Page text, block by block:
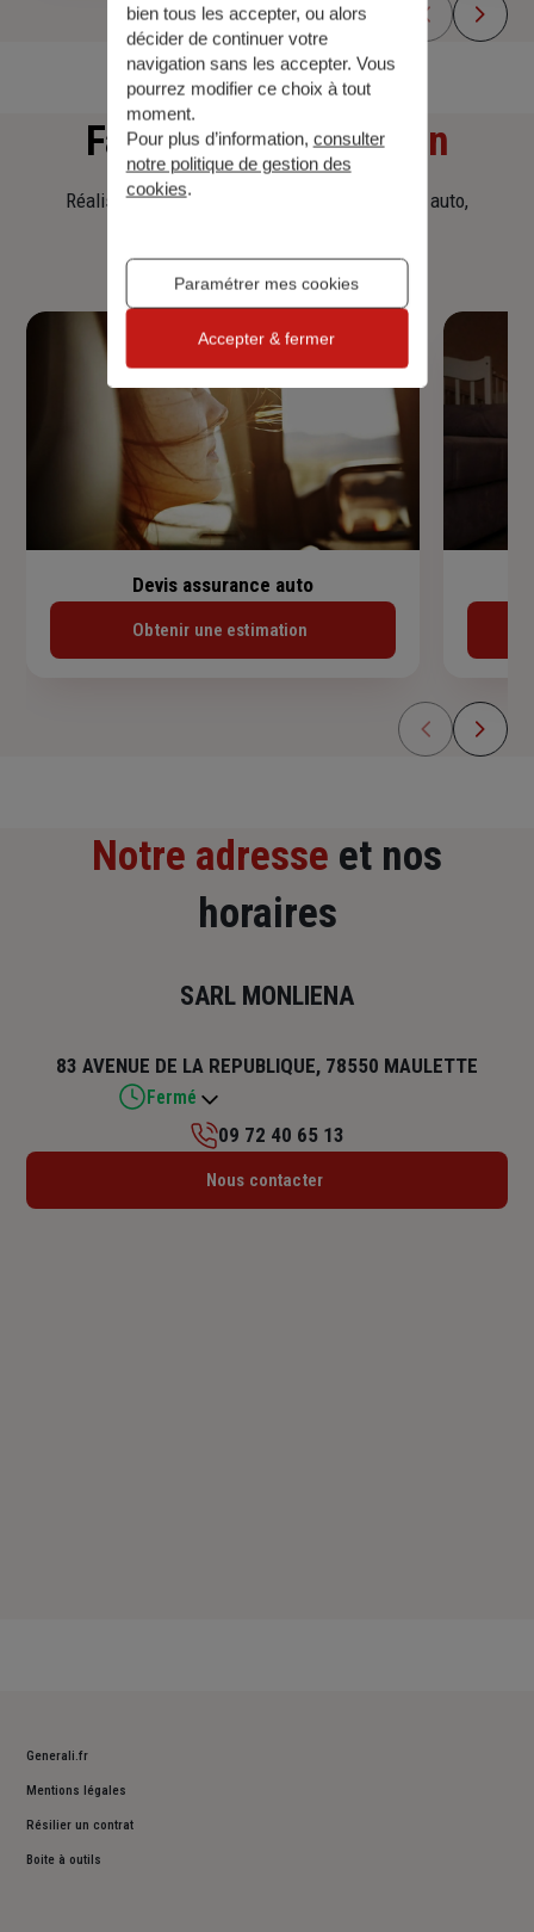
Faitesune simulation
Réalisez une simulation tarifaire d'assurance, auto,
Devis assurance auto
Obtenir une estimation
Notre adresse et nos
horaires
SARL MONLIENA
83 AVENUE DE LA REPUBLIQUE, 78550 MAULETTE
Fermé
Lundi : 14h – 18h
09 72 40 65 13
Nous contacter
Generali.fr
Mentions légales
Résilier un contrat
Boite à outils
bien tous les accepter, ou alors
décider de continuer votre
navigation sans les accepter. Vous
pourrez modifier ce choix à tout
moment.
Pour plus d’information, consulter
notre politique de gestion des
cookies.
Paramétrer mes cookies
Accepter & fermer